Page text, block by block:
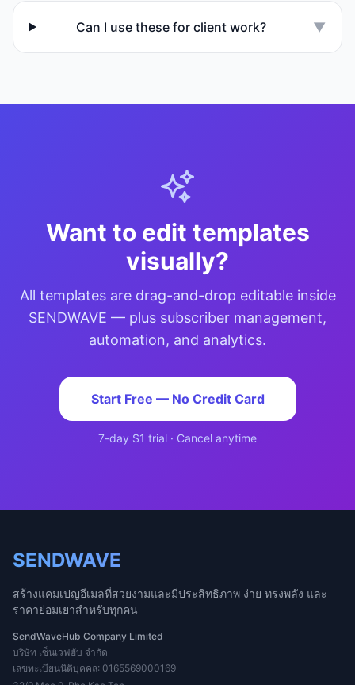
Can I use these for client work? ▼
Want to edit templates
visually?
All templates are drag-and-drop editable inside
SENDWAVE — plus subscriber management,
automation, and analytics.
Start Free — No Credit Card
7-day $1 trial · Cancel anytime
SENDWAVE
สร้างแคมเปญอีเมลที่สวยงามและมีประสิทธิภาพ ง่าย ทรงพลัง และ
ราคาย่อมเยาสำหรับทุกคน
SendWaveHub Company Limited
บริษัท เซ็นเวฟฮับ จำกัด
เลขทะเบียนนิติบุคคล: 0165569000169